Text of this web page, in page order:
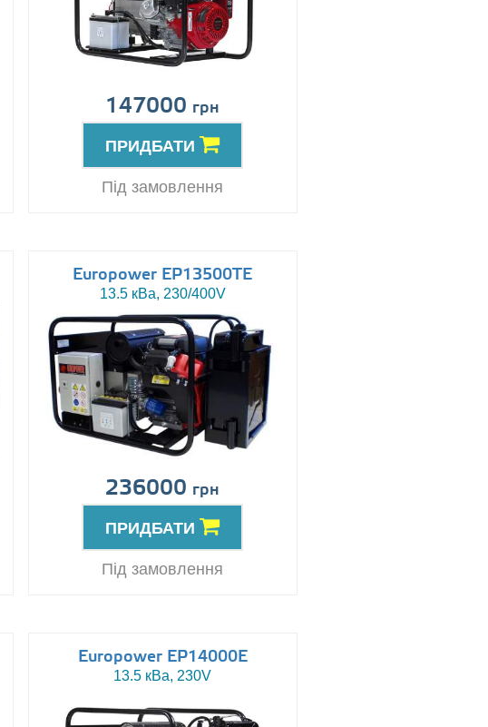
147000 грн
ПРИДБАТИ
Під замовлення
Europower EP13500TE
13.5 кВа, 230/400V
236000 грн
ПРИДБАТИ
Під замовлення
Europower EP14000E
13.5 кВа, 230V